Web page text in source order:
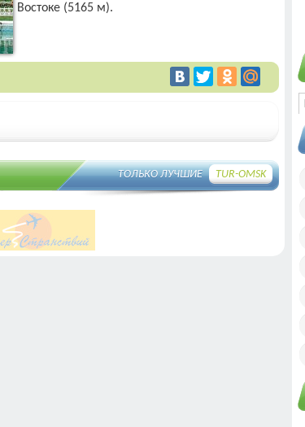
Востоке (5165 м).
ТОЛЬКО ЛУЧШИЕ TUR-OMSK